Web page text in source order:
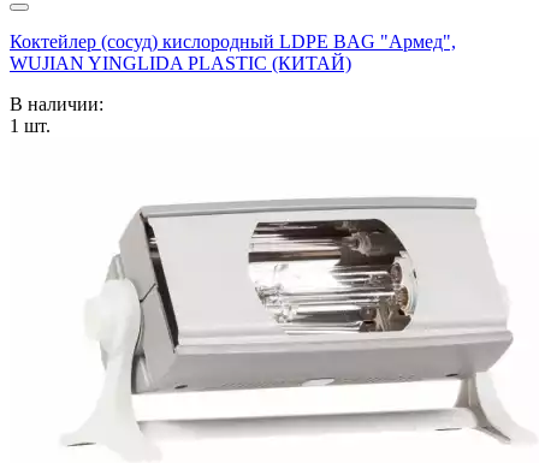
Коктейлер (сосуд) кислородный LDPE BAG "Армед",
WUJIAN YINGLIDA PLASTIC (КИТАЙ)
В наличии:
1 шт.